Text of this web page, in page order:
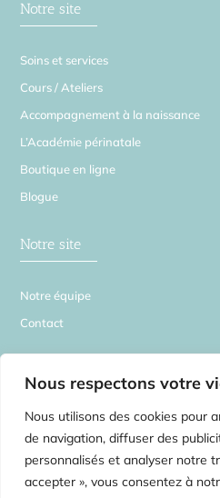
Nous respectons votre
Nous utilisons des cookies pour
de navigation, diffuser des
personnalisés et analyser notre
accepter », vous consentez à
Notre site
Soins et services
Cours / Ateliers
Accompagnement à la naissance
L’Académie périnatale
Boutique en ligne
Blogue
Notre site
Notre équipe
Contact
©2026 La Source en Soi – Tous